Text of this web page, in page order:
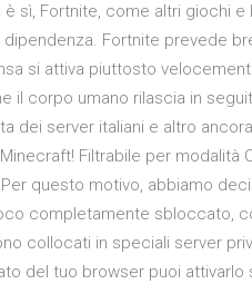
sì, Fortnite, come altri giochi
Fortnite prevede
si attiva piuttosto
il corpo umano rilascia in
dei server italiani e altro
Filtrabile per modalità
Per questo motivo, abbiamo
completamente sbloccato,
collocati in speciali server
del tuo browser puoi